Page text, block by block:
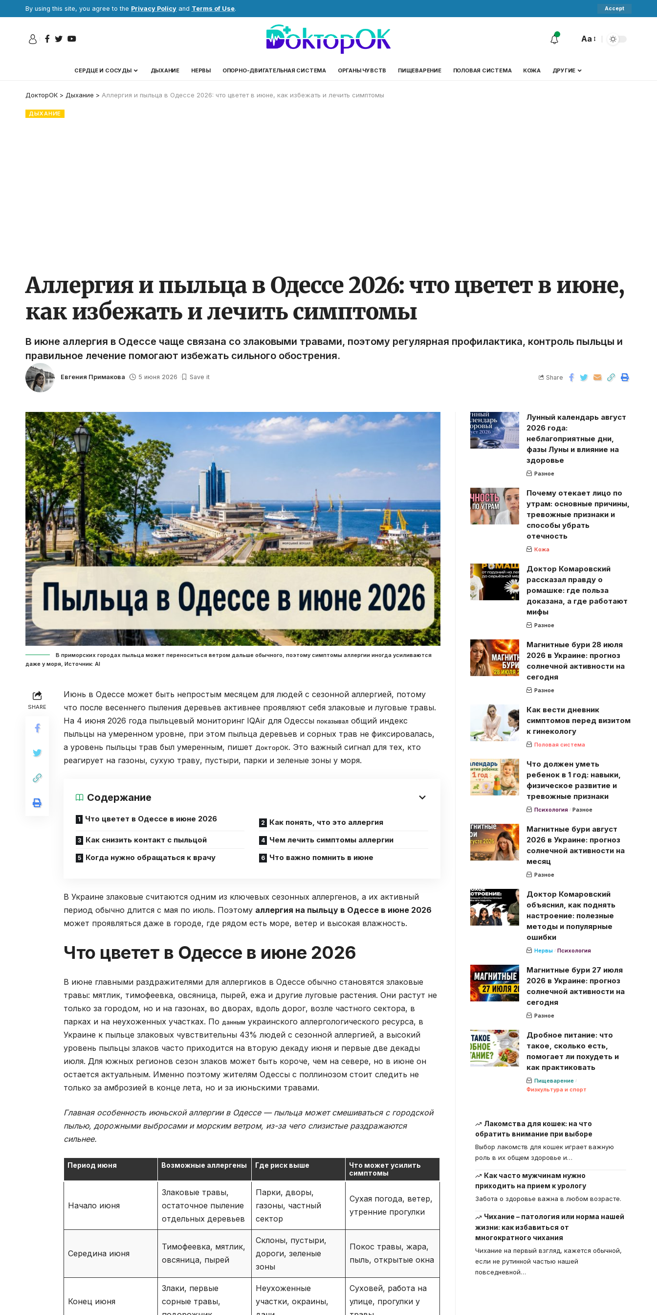
By using this site, you agree to the Privacy Policy and Terms of Use. Accept
Aa
СЕРДЦЕ И СОСУДЫ ДЫХАНИЕ НЕРВЫ ОПОРНО-ДВИГАТЕЛЬНАЯ СИСТЕМА ОРГАНЫ ЧУВСТВ ПИЩЕВАРЕНИЕ ПОЛОВАЯ СИСТЕМА КОЖА ДРУГИЕ
ДокторОК > Дыхание > Аллергия и пыльца в Одессе 2026: что цветет в июне, как избежать и лечить симптомы
ДЫХАНИЕ
Аллергия и пыльца в Одессе 2026: что цветет в июне,
как избежать и лечить симптомы
В июне аллергия в Одессе чаще связана со злаковыми травами, поэтому регулярная профилактика, контроль пыльцы и
правильное лечение помогают избежать сильного обострения.
Евгения Примакова 5 июня 2026 Share
В приморских городах пыльца может переноситься ветром дальше обычного, поэтому симптомы аллергии иногда усиливаются
даже у моря, Источник: Al
SHARE
Июнь в Одессе может быть непростым месяцем для людей с сезонной аллергией, потому
что после весеннего пыления деревьев активнее проявляют себя злаковые и луговые травы.
На 4 июня 2026 года пыльцевый мониторинг IQAir для Одессы показывал общий индекс
пыльцы на умеренном уровне, при этом пыльца деревьев и сорных трав не фиксировалась,
а уровень пыльцы трав был умеренным, пишет ДокторОК. Это важный сигнал для тех, кто
реагирует на газоны, сухую траву, пустыри, парки и зеленые зоны у моря.
Содержание
Что цветет в Одессе в июне 2026
Как понять, что это аллергия
Как снизить контакт с пыльцой
Чем лечить симптомы аллергии
Когда нужно обращаться к врачу
Что важно помнить в июне
В Украине злаковые считаются одним из ключевых сезонных аллергенов, а их активный
период обычно длится с мая по июль. Поэтому аллергия на пыльцу в Одессе в июне 2026
может проявляться даже в городе, где рядом есть море, ветер и высокая влажность.
Что цветет в Одессе в июне 2026
В июне главными раздражителями для аллергиков в Одессе обычно становятся злаковые
травы: мятлик, тимофеевка, овсяница, пырей, ежа и другие луговые растения. Они растут не
только за городом, но и на газонах, во дворах, вдоль дорог, возле частного сектора, в
парках и на неухоженных участках. По данным украинского аллергологического ресурса, в
Украине к пыльце злаковых чувствительны 43% людей с сезонной аллергией, а высокий
уровень пыльцы злаков часто приходится на вторую декаду июня и первые две декады
июля. Для южных регионов сезон злаков может быть короче, чем на севере, но в июне он
остается актуальным. Именно поэтому жителям Одессы с поллинозом стоит следить не
только за амброзией в конце лета, но и за июньскими травами.
Главная особенность июньской аллергии в Одессе — пыльца может смешиваться с городской
пылью, дорожными выбросами и морским ветром, из-за чего слизистые раздражаются
сильнее.
Период июня Возможные аллергены Где риск выше
Что может усилить
симптомы
Начало июня
Злаковые травы,
остаточное пыление
отдельных деревьев
Парки, дворы,
газоны, частный
сектор
Сухая погода, ветер,
утренние прогулки
Середина июня
Тимофеевка, мятлик,
овсяница, пырей
Склоны, пустыри,
дороги, зеленые
зоны
Покос травы, жара,
пыль, открытые окна
Конец июня
Злаки, первые
сорные травы,
Неухоженные
участки, окраины,
Суховей, работа на
улице, прогулки у
Лунный календарь август
2026 года:
неблагоприятные дни,
фазы Луны и влияние на
здоровье
Разное
Почему отекает лицо по
утрам: основные причины,
тревожные признаки и
способы убрать
отечность
Кожа
Доктор Комаровский
рассказал правду о
ромашке: где польза
доказана, а где работают
мифы
Разное
Магнитные бури 28 июля
2026 в Украине: прогноз
солнечной активности на
сегодня
Разное
Как вести дневник
симптомов перед визитом
к гинекологу
Половая система
Что должен уметь
ребенок в 1 год: навыки,
физическое развитие и
тревожные признаки
Психология Разное
Магнитные бури август
2026 в Украине: прогноз
солнечной активности на
месяц
Разное
Доктор Комаровский
объяснил, как поднять
настроение: полезные
методы и популярные
ошибки
Нервы Психология
Магнитные бури 27 июля
2026 в Украине: прогноз
солнечной активности на
сегодня
Разное
Дробное питание: что
такое, сколько есть,
помогает ли похудеть и
как практиковать
Пищеварение
Физкультура и спорт
Лакомства для кошек: на что
обратить внимание при выборе
Выбор лакомств для кошек играет важную
роль в их общем здоровье и…
Как часто мужчинам нужно
приходить на прием к урологу
Забота о здоровье важна в любом возрасте.
Чихание – патология или норма нашей
жизни: как избавиться от
многократного чихания
Чихание на первый взгляд, кажется обычной,
если не рутинной частью нашей
повседневной…